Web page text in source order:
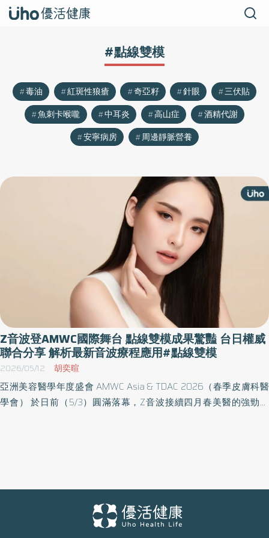
#點線雙模
毒油 紅斑性狼瘡 奇亞籽 針眼
三伏貼
魚刺卡喉嚨
中耳炎 高山症
酒精代謝
安寧病房
周邊靜脈營養
Z音波登AMWC國際舞台 點線雙模成果驚豔 台日權威
聯合分享 解析最新音波療程應用#點線雙模
2026/05/12 胡奕暄
亞洲美容醫學年度盛會 AMWC Asia & TDAC 2026（春季皮膚科醫
學會） 於日前（5/3）圓滿落幕，Z音波接續四月春美醫的強勁聲
多元應用」為題，解析Z音波在對雙下巴與頰凹治療上的潛力。臨床
上俗稱「雙下巴」的下頦下脂肪堆積（SMF）主要來自闊頸肌前層